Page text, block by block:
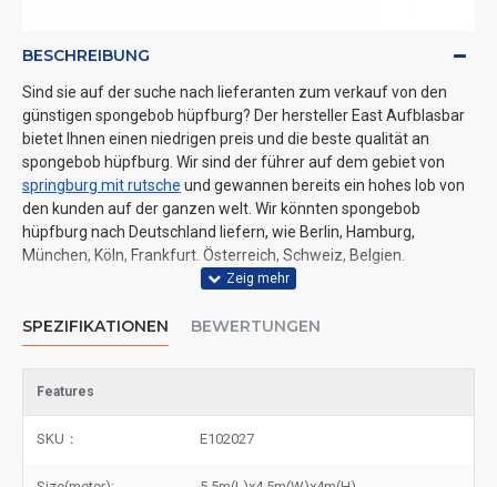
BESCHREIBUNG
Sind sie auf der suche nach lieferanten zum verkauf von den
günstigen spongebob hüpfburg? Der hersteller East Aufblasbar
bietet Ihnen einen niedrigen preis und die beste qualität an
spongebob hüpfburg. Wir sind der führer auf dem gebiet von
springburg mit rutsche und gewannen bereits ein hohes lob von
den kunden auf der ganzen welt. Wir könnten spongebob
hüpfburg nach Deutschland liefern, wie Berlin, Hamburg,
München, Köln, Frankfurt. Österreich, Schweiz, Belgien.
SPEZIFIKATIONEN BEWERTUNGEN
Features
SKU： E102027